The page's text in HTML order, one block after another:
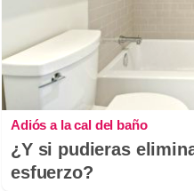
Adiós a la cal del baño
¿Y si pudieras
esfuerzo?